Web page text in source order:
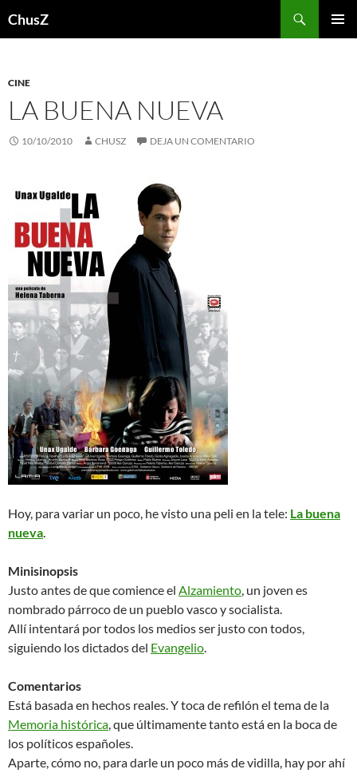
ChusZ
CINE
LA BUENA NUEVA
10/10/2010 CHUSZ DEJA UN COMENTARIO
Hoy, para variar un poco, he visto una peli en la tele: La buena
nueva.
Minisinopsis
Justo antes de que comience el Alzamiento, un joven es
nombrado párroco de un pueblo vasco y socialista.
Allí intentará por todos los medios ser justo con todos,
siguiendo los dictados del Evangelio.
Comentarios
Está basada en hechos reales. Y toca de refilón el tema de la
Memoria histórica, que últimamente tanto está en la boca de
los políticos españoles.
Aparte, cómo no, para darle un poco más de vidilla, hay por ahí